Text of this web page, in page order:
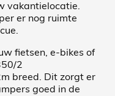
vakantielocatie.
er nog ruimte
fietsen, e-bikes of
2
breed. Dit zorgt er
goed in de